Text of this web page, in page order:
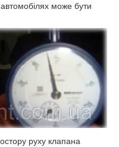
може бути
руху клапана